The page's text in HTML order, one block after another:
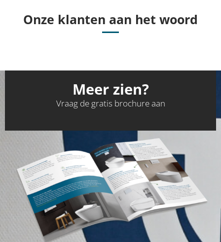
Onze klanten aan het woord
Meer zien?
Vraag de gratis brochure aan